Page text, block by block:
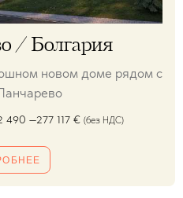
/ Болгария
новом доме рядом с
490 –277 117 € (без НДС)